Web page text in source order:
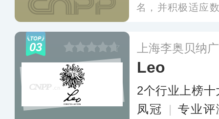
名，并积极适应
的广告网络，能
广告服务。
03 上海李奥贝纳
Leo
2个行业上榜十
凤冠
| 专业